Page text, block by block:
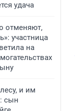
удача
отменяют,
участница
на
и им
сын